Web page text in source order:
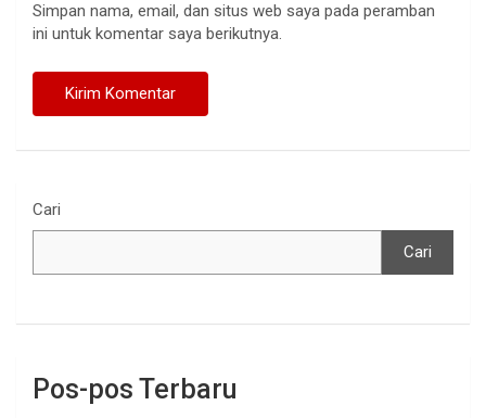
Simpan nama, email, dan situs web saya pada peramban
ini untuk komentar saya berikutnya.
Cari
Cari
Pos-pos Terbaru